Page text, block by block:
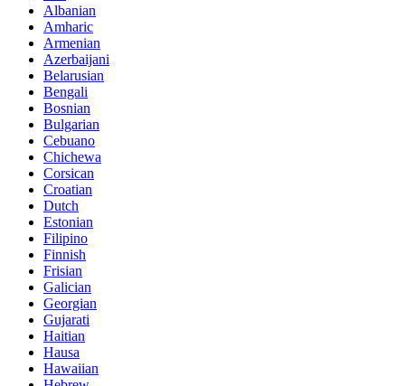
Albanian
Amharic
Armenian
Azerbaijani
Belarusian
Bengali
Bosnian
Bulgarian
Cebuano
Chichewa
Corsican
Croatian
Dutch
Estonian
Filipino
Finnish
Frisian
Galician
Georgian
Gujarati
Haitian
Hausa
Hawaiian